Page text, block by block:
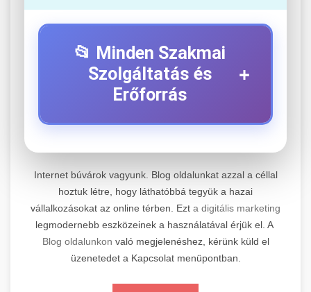
📂 Minden Szakmai
Szolgáltatás és
Erőforrás
+
+
Professzionális elektromos roller javítási és
karbantartási szolgáltatások. Szakértő
technikusaink minőségi szervízt nyújtanak
minden jelentős márkához és modellhez.
Szervizközpont Látogatása
📊 2. Online Marketing
Ügynökség
+
Átfogó online marketing szolgáltatások,
beleértve a SEO-t, közösségi média kezelést és
Internet búvárok vagyunk. Blog oldalunkat azzal a céllal
hoztuk létre, hogy láthatóbbá tegyük a hazai
vállalkozásokat az online térben. Ezt a digitális marketing
legmodernebb eszközeinek a használatával érjük el. A
Blog oldalunkon való megjelenéshez, kérünk küld el
üzenetedet a Kapcsolat menüpontban.